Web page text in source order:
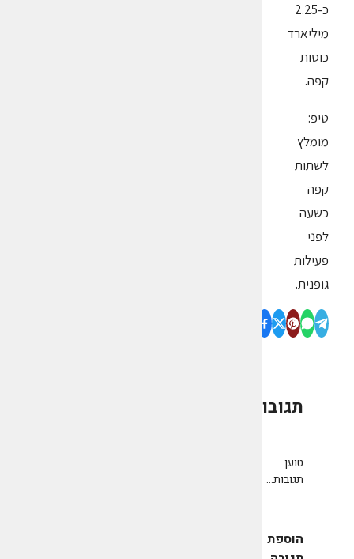
כ-2.25
מיליארד
כוסות
קפה.
טיפ:
מומלץ
לשתות
קפה
כשעה
לפני
פעילות
גופנית.
תגובות
טוען
תגובות...
הוספת